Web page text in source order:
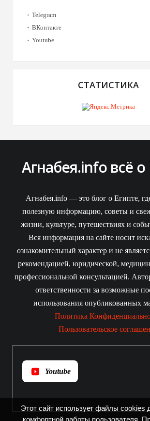
Telegram
ВКонтакте
Youtube
СТАТИСТИКА
Агнабея.info всё о
Агнабея.info — это блог о Египте,
полезную информацию, советы и
жизни, культуре, путешествиях и
Вся информация на сайте носит
ознакомительный характер и не
рекомендацией, юридической,
профессиональной консультацией.
ответственности за возможные
использования опубликованных
Политика
Пользовательское
Youtube
Этот сайт использует файлы cookies
комфортной работы пользователя.